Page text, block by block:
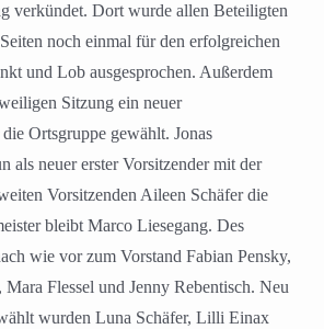
verkündet. Dort wurde allen Beteiligten
noch einmal für den erfolgreichen
und Lob ausgesprochen. Außerdem
Sitzung ein neuer
Ortsgruppe gewählt. Jonas
als neuer erster Vorsitzender mit der
Vorsitzenden Aileen Schäfer die
bleibt Marco Liesegang. Des
wie vor zum Vorstand Fabian Pensky,
Mara Flessel und Jenny Rebentisch. Neu
wurden Luna Schäfer, Lilli Einax